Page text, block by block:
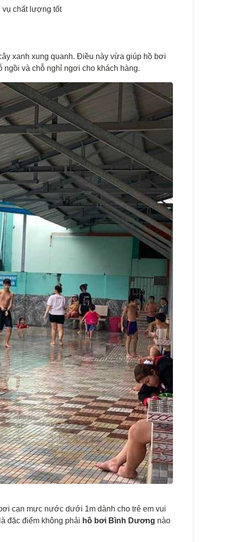
vụ chất lượng tốt
xanh xung quanh. Điều này vừa giúp hồ bơi
và chỗ nghỉ ngơi cho khách hàng.
cạn mực nước dưới 1m dành cho trẻ em vui
đặc điểm không phải hồ bơi Bình Dương nào